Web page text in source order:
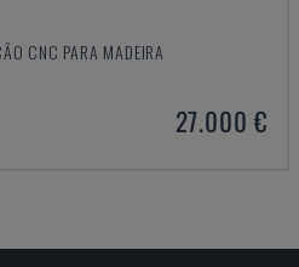
CNC PARA MADEIRA
27.000 €